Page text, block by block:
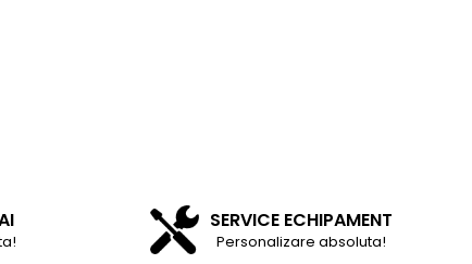
SERVICE ECHIPAMENT
Personalizare absoluta!